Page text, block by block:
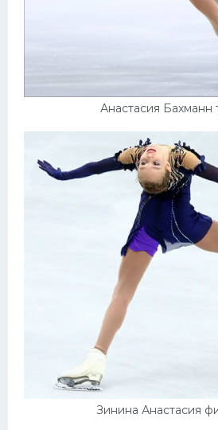
Анастасия Бахманн
Зинина Анастасия